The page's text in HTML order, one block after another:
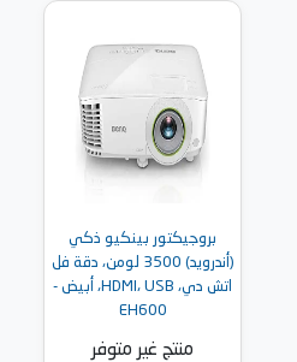
بروجيكتور بينكيو ذكي
(أندرويد) 3500 لومن، دقة فل
اتش دي، HDMI، USB، أبيض -
EH600
منتج غير متوفر